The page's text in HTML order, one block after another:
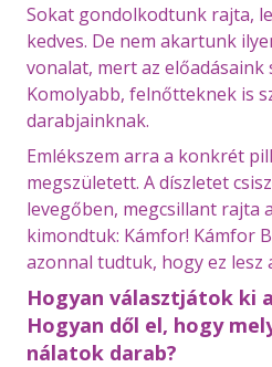
Sokat gondolkodtunk rajta,
kedves. De nem akartunk
vonalat, mert az előadásaink
Komolyabb, felnőtteknek is
darabjainknak.
Emlékszem arra a konkrét
megszületett. A díszletet
levegőben, megcsillant rajta
kimondtuk: Kámfor! Kámfor
azonnal tudtuk, hogy ez lesz
Hogyan választjátok ki
Hogyan dől el, hogy
nálatok darab?